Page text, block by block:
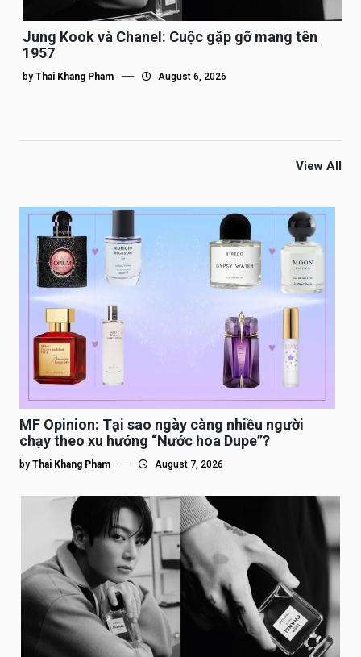
Jung Kook và Chanel: Cuộc gặp gỡ mang tên
1957
by Thai Khang Pham August 6, 2026
View All
MF Opinion: Tại sao ngày càng nhiều người
chạy theo xu hướng “Nước hoa Dupe”?
by Thai Khang Pham August 7, 2026